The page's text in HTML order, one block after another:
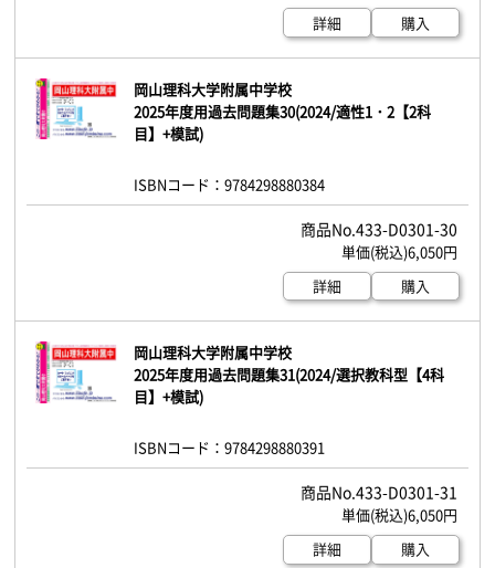
詳細
購入
岡山理科大学附属中学校
2025年度用過去問題集30(2024/適性1・2【2科
目】+模試)
ISBNコード：9784298880384
433-D0301-30
6,050円
詳細
購入
岡山理科大学附属中学校
2025年度用過去問題集31(2024/選択教科型【4科
目】+模試)
ISBNコード：9784298880391
433-D0301-31
6,050円
詳細
購入